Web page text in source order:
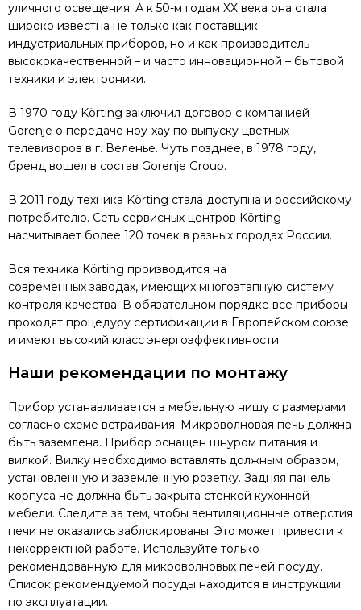
уличного освещения. А к 50-м годам ХХ века она стала
широко известна не только как поставщик
индустриальных приборов, но и как производитель
высококачественной – и часто инновационной – бытовой
техники и электроники.
В 1970 году Körting заключил договор с компанией
Gorenje о передаче ноу-хау по выпуску цветных
телевизоров в г. Веленье. Чуть позднее, в 1978 году,
бренд вошел в состав Gorenje Group.
В 2011 году техника Körting стала доступна и российскому
потребителю. Сеть сервисных центров Körting
насчитывает более 120 точек в разных городах России.
Вся техника Körting производится на
современных заводах, имеющих многоэтапную систему
контроля качества. В обязательном порядке все приборы
проходят процедуру сертификации в Европейском союзе
и имеют высокий класс энергоэффективности.
Наши рекомендации по монтажу
Прибор устанавливается в мебельную нишу с размерами
согласно схеме встраивания. Микроволновая печь должна
быть заземлена. Прибор оснащен шнуром питания и
вилкой. Вилку необходимо вставлять должным образом,
установленную и заземленную розетку. Задняя панель
корпуса не должна быть закрыта стенкой кухонной
мебели. Следите за тем, чтобы вентиляционные отверстия
печи не оказались заблокированы. Это может привести к
некорректной работе. Используйте только
рекомендованную для микроволновых печей посуду.
Список рекомендуемой посуды находится в инструкции
по эксплуатации.